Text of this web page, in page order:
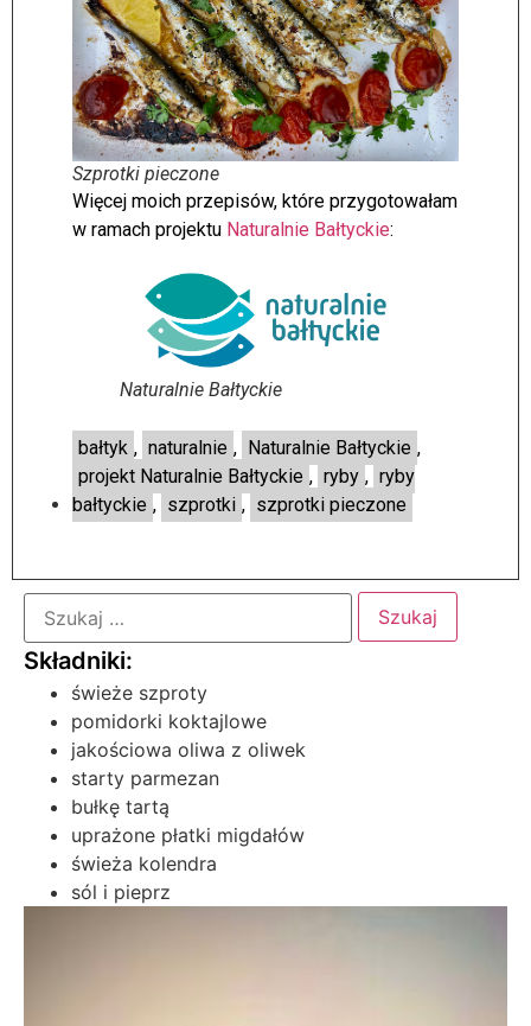
Szprotki pieczone
Więcej moich przepisów, które przygotowałam
w ramach projektu Naturalnie Bałtyckie:
Naturalnie Bałtyckie
bałtyk , naturalnie , Naturalnie Bałtyckie ,
projekt Naturalnie Bałtyckie , ryby , ryby
bałtyckie , szprotki , szprotki pieczone
świeże szproty
pomidorki koktajlowe
jakościowa oliwa z oliwek
starty parmezan
bułkę tartą
uprażone płatki migdałów
świeża kolendra
sól i pieprz